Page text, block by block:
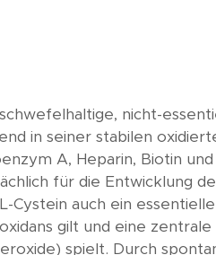
Menu
nicht-
in seiner stabilen
A, Heparin, Biotin
für die Entwicklung
Cystein auch ein
gilt und eine
spielt. Durch